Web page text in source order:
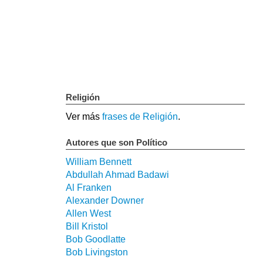
Religión
Ver más frases de Religión.
Autores que son Político
William Bennett
Abdullah Ahmad Badawi
Al Franken
Alexander Downer
Allen West
Bill Kristol
Bob Goodlatte
Bob Livingston